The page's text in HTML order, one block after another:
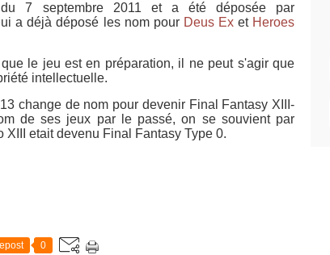
7 septembre 2011 et a été déposée par
a déjà déposé les nom pour Deus Exet Heroes
le jeu est en préparation, il ne peut s'agir que
intellectuelle.
change de nom pour devenir Final Fantasy XIII-
de ses jeux par le passé, on se souvient par
XIII etait devenu Final Fantasy Type 0.
0